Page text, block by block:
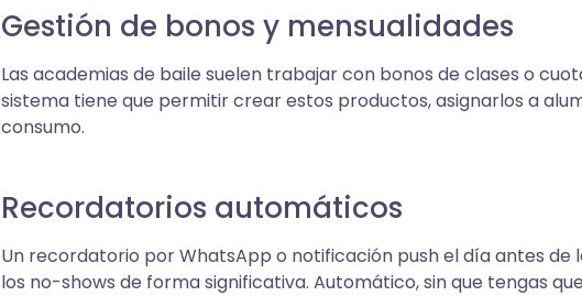
Gestión de bonos y mensualidades
Las academias de baile suelen trabajar con bonos de clases o
sistema tiene que permitir crear estos productos, asignarlos a
consumo.
Recordatorios automáticos
Un recordatorio por WhatsApp o notificación push el día antes de
los no-shows de forma significativa. Automático, sin que tengas